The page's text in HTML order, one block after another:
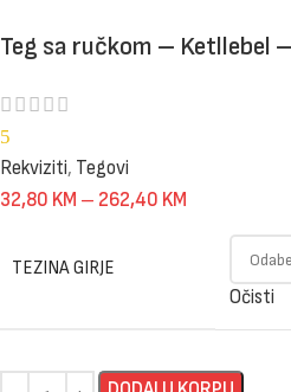
Teg sa ručkom – Ketllebel
5
Rekviziti, Tegovi
32,80 KM – 262,40 KM
TEZINA GIRJE
Očisti